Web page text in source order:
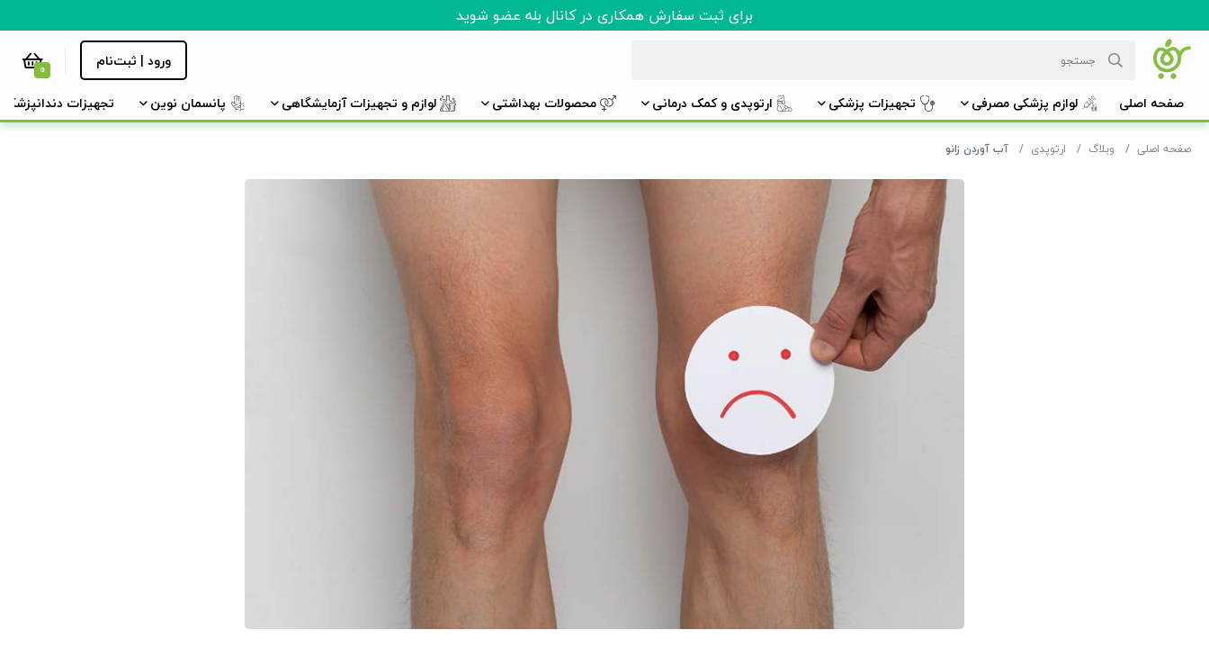
برای ثبت سفارش همکاری در کانال بله عضو شوید
ورود | ثبت‌نام 0
صفحه اصلی لوازم پزشکی مصرفی تجهیزات پزشکی ارتوپدی و کمک درمانی محصولات بهداشتی لوازم و تجهیزات آزمایشگاهی پانسمان نوین تجهیزات دندانپزشکی
صفحه اصلی وبلاگ ارتوپدی آب آوردن زانو